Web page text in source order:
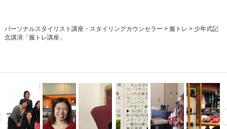
パーソナルスタイリスト講座・スタイリングカウンセラー > 服トレ > 少年式記
念講演「服トレ講座」